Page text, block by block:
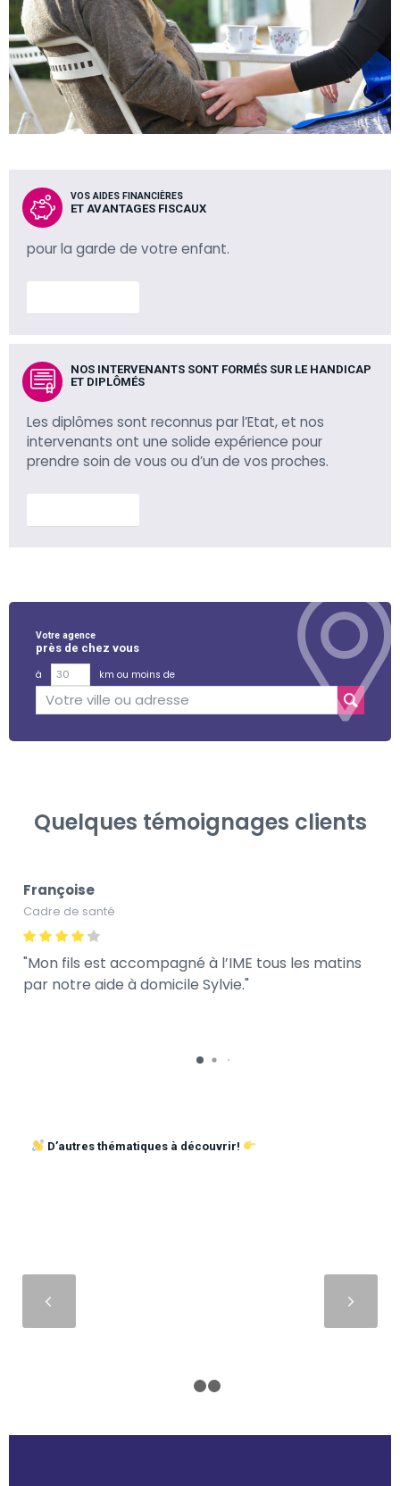
VOS AIDES FINANCIÈRES
ET AVANTAGES FISCAUX
pour la garde de votre enfant.
NOS INTERVENANTS SONT FORMÉS SUR LE HANDICAP
ET DIPLÔMÉS
Les diplômes sont reconnus par l’Etat, et nos
intervenants ont une solide expérience pour
prendre soin de vous ou d’un de vos proches.
Votre agence
près de chez vous
à
km ou moins de
Quelques témoignages clients
Françoise
Cadre de santé
Mon fils est accompagné à l’IME tous les matins
par notre aide à domicile Sylvie.
D’autres thématiques à découvrir!